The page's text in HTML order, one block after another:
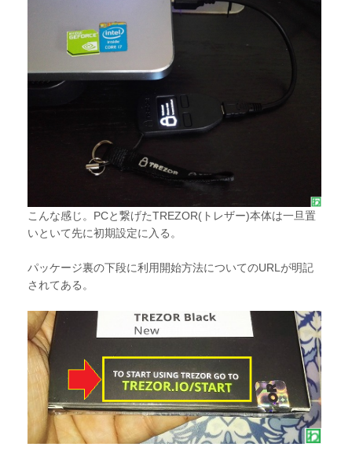
こんな感じ。PCと繋げたTREZOR(トレザー)本体は一旦置
いといて先に初期設定に入る。
パッケージ裏の下段に利用開始方法についてのURLが明記
されてある。